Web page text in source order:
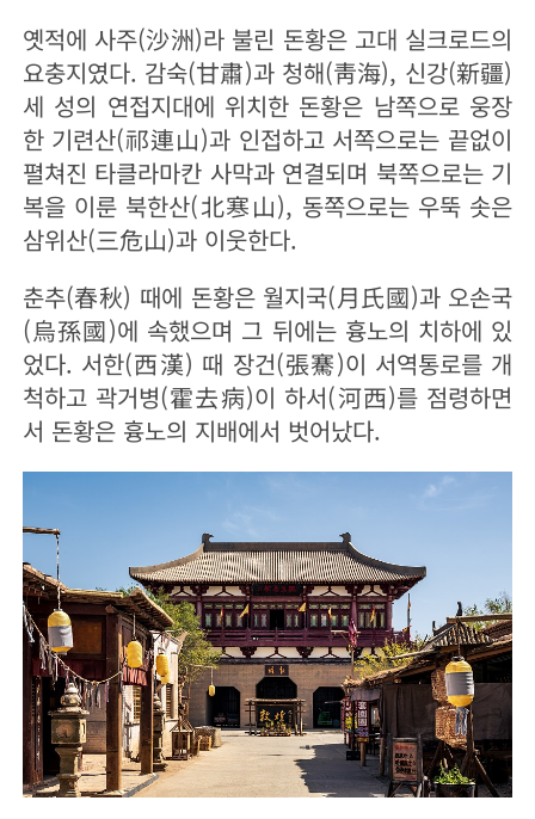
옛적에 사주(沙洲)라 불린 돈황은 고대 실크로드의
요충지였다. 감숙(甘肅)과 청해(靑海), 신강(新疆)
세 성의 연접지대에 위치한 돈황은 남쪽으로 웅장
한 기련산(祁連山)과 인접하고 서쪽으로는 끝없이
펼쳐진 타클라마칸 사막과 연결되며 북쪽으로는 기
복을 이룬 북한산(北寒山), 동쪽으로는 우뚝 솟은
삼위산(三危山)과 이웃한다.
춘추(春秋) 때에 돈황은 월지국(月氏國)과 오손국
(烏孫國)에 속했으며 그 뒤에는 흉노의 치하에 있
었다. 서한(西漢) 때 장건(張騫)이 서역통로를 개
척하고 곽거병(霍去病)이 하서(河西)를 점령하면
서 돈황은 흉노의 지배에서 벗어났다.